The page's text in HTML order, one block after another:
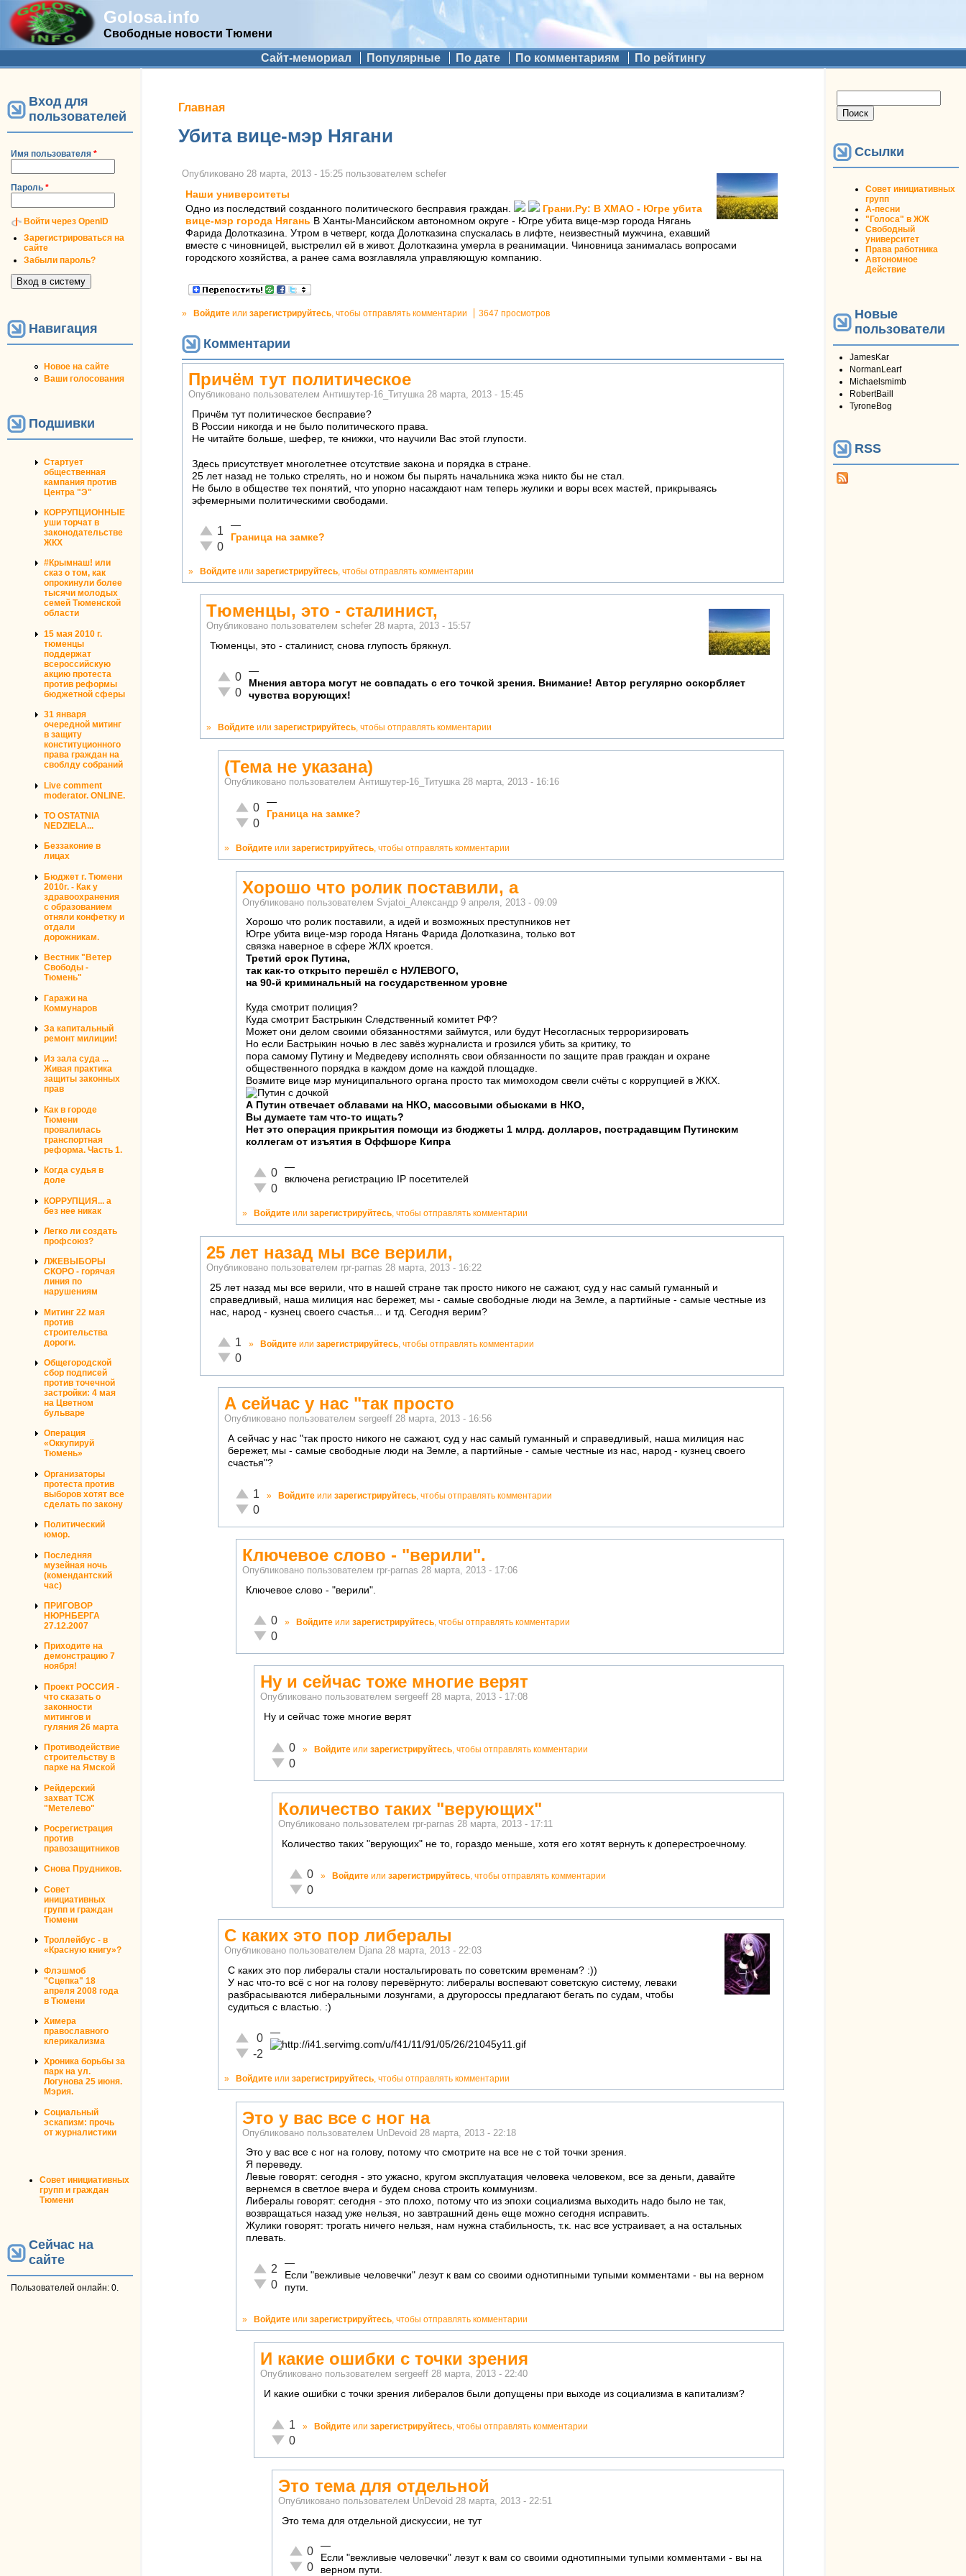
Golosa.info
Свободные новости Тюмени
Дополнительное меню Сайт-мемориал Популярные По дате По комментариям По рейтингу
Вход для
пользователей
Имя пользователя *
Пароль *
Войти через OpenID
Зарегистрироваться на
сайте
Забыли пароль?
Навигация
Новое на сайте
Ваши голосования
Подшивки
Стартует
общественная
кампания против
Центра "Э"
КОРРУПЦИОННЫЕ
уши торчат в
законодательстве
ЖКХ
#Крымнаш! или
сказ о том, как
опрокинули более
тысячи молодых
семей Тюменской
области
15 мая 2010 г.
тюменцы
поддержат
всероссийскую
акцию протеста
против реформы
бюджетной сферы
31 января
очередной митинг
в защиту
конституционного
права граждан на
своблду собраний
Live comment
moderator. ONLINE.
TO OSTATNIA
NEDZIELA...
Беззаконие в
лицах
Бюджет г. Тюмени
2010г. - Как у
здравоохранения
с образованием
отняли конфетку и
отдали
дорожникам.
Вестник "Ветер
Свободы -
Тюмень"
Гаражи на
Коммунаров
За капитальный
ремонт милиции!
Из зала суда ...
Живая практика
защиты законных
прав
Как в городе
Тюмени
провалилась
транспортная
реформа. Часть 1.
Когда судья в
доле
КОРРУПЦИЯ... а
без нее никак
Легко ли создать
профсоюз?
ЛЖЕВЫБОРЫ
СКОРО - горячая
линия по
нарушениям
Митинг 22 мая
против
строительства
дороги.
Общегородской
сбор подписей
против точечной
застройки: 4 мая
на Цветном
бульваре
Операция
«Оккупируй
Тюмень»
Организаторы
протеста против
выборов хотят все
сделать по закону
Политический
юмор.
Последняя
музейная ночь
(комендантский
час)
ПРИГОВОР
НЮРНБЕРГА
27.12.2007
Приходите на
демонстрацию 7
ноября!
Проект РОССИЯ -
что сказать о
законности
митингов и
гуляния 26 марта
Противодействие
строительству в
парке на Ямской
Рейдерский
захват ТСЖ
"Метелево"
Росрегистрация
против
правозащитников
Снова Прудников.
Совет
инициативных
групп и граждан
Тюмени
Троллейбус - в
«Красную книгу»?
Флэшмоб
"Сцепка" 18
апреля 2008 года
в Тюмени
Химера
православного
клерикализма
Хроника борьбы за
парк на ул.
Логунова 25 июня.
Мэрия.
Социальный
эскапизм: прочь
от журналистики
Совет инициативных
групп и граждан
Тюмени
Сейчас на
сайте
Пользователей онлайн: 0.
Вы здесь
Главная
Убита вице-мэр Нягани
Опубликовано 28 марта, 2013 - 15:25 пользователем schefer
Наши университеты
Одно из последствий созданного политического бесправия граждан.
Грани.Ру: В ХМАО - Югре убита
вице-мэр города Нягань В Ханты-Мансийском автономном округе - Югре убита вице-мэр города Нягань
Фарида Долотказина. Утром в четверг, когда Долотказина спускалась в лифте, неизвестный мужчина, ехавший
вместе с чиновницей, выстрелил ей в живот. Долотказина умерла в реанимации. Чиновница занималась вопросами
городского хозяйства, а ранее сама возглавляла управляющую компанию.
» Войдите или зарегистрируйтесь , чтобы отправлять комментарии 3647 просмотров
Комментарии
Причём тут политическое
Опубликовано пользователем Антишутер-16_Титушка 28 марта, 2013 - 15:45
Причём тут политическое бесправие?
В России никогда и не было политического права.
Не читайте больше, шефер, те книжки, что научили Вас этой глупости.
Здесь присутствует многолетнее отсутствие закона и порядка в стране.
25 лет назад не только стрелять, но и ножом бы пырять начальника жэка никто бы не стал.
Не было в обществе тех понятий, что упорно насаждают нам теперь жулики и воры всех мастей, прикрываясь
эфемерными политическими свободами.
Отлично!
1
Неадекватно!
0
—
Граница на замке?
» Войдите или зарегистрируйтесь, чтобы отправлять комментарии
Тюменцы, это - сталинист,
Опубликовано пользователем schefer 28 марта, 2013 - 15:57
Тюменцы, это - сталинист, снова глупость брякнул.
Отлично!
0
Неадекватно!
0
—
Мнения автора могут не совпадать с его точкой зрения. Внимание! Автор регулярно оскорбляет
чувства ворующих!
» Войдите или зарегистрируйтесь, чтобы отправлять комментарии
(Тема не указана)
Опубликовано пользователем Антишутер-16_Титушка 28 марта, 2013 - 16:16
Отлично!
0
Неадекватно!
0
—
Граница на замке?
» Войдите или зарегистрируйтесь , чтобы отправлять комментарии
Хорошо что ролик поставили, а
Опубликовано пользователем Svjatoi_Александр 9 апреля, 2013 - 09:09
Хорошо что ролик поставили, а идей и возможных преступников нет
Югре убита вице-мэр города Нягань Фарида Долотказина, только вот
связка наверное в сфере ЖЛХ кроется.
Третий срок Путина,
так как-то открыто перешёл с НУЛЕВОГО,
на 90-й криминальный на государственном уровне
Куда смотрит полиция?
Куда смотрит Бастрыкин Следственный комитет РФ?
Может они делом своими обязанностями займутся, или будут Несогласных терроризировать
Но если Бастрыкин ночью в лес завёз журналиста и грозился убить за критику, то
пора самому Путину и Медведеву исполнять свои обязанности по защите прав граждан и охране
общественного порядка в каждом доме на каждой площадке.
Возмите вице мэр муниципального органа просто так мимоходом свели счёты с коррупцией в ЖКХ.
А Путин отвечает облавами на НКО, массовыми обысками в НКО,
Вы думаете там что-то ищать?
Нет это операция прикрытия помощи из бюджеты 1 млрд. долларов, пострадавщим Путинским
коллегам от изъятия в Оффшоре Кипра
Отлично!
0
Неадекватно!
0
—
включена регистрацию IP посетителей
» Войдите или зарегистрируйтесь, чтобы отправлять комментарии
25 лет назад мы все верили,
Опубликовано пользователем rpr-parnas 28 марта, 2013 - 16:22
25 лет назад мы все верили, что в нашей стране так просто никого не сажают, суд у нас самый гуманный и
справедливый, наша милиция нас бережет, мы - самые свободные люди на Земле, а партийные - самые честные из
нас, народ - кузнец своего счастья... и тд. Сегодня верим?
Отлично!
1
Неадекватно!
0
» Войдите или зарегистрируйтесь, чтобы отправлять комментарии
А сейчас у нас "так просто
Опубликовано пользователем sergeeff 28 марта, 2013 - 16:56
А сейчас у нас "так просто никого не сажают, суд у нас самый гуманный и справедливый, наша милиция нас
бережет, мы - самые свободные люди на Земле, а партийные - самые честные из нас, народ - кузнец своего
счастья"?
Отлично!
1
Неадекватно!
0
» Войдите или зарегистрируйтесь , чтобы отправлять комментарии
Ключевое слово - "верили".
Опубликовано пользователем rpr-parnas 28 марта, 2013 - 17:06
Ключевое слово - "верили".
Отлично!
0
Неадекватно!
0
» Войдите или зарегистрируйтесь, чтобы отправлять комментарии
Ну и сейчас тоже многие верят
Опубликовано пользователем sergeeff 28 марта, 2013 - 17:08
Ну и сейчас тоже многие верят
Отлично!
0
Неадекватно!
0
» Войдите или зарегистрируйтесь , чтобы отправлять комментарии
Количество таких "верующих"
Опубликовано пользователем rpr-parnas 28 марта, 2013 - 17:11
Количество таких "верующих" не то, гораздо меньше, хотя его хотят вернуть к доперестроечному.
Отлично!
0
Неадекватно!
0
» Войдите или зарегистрируйтесь, чтобы отправлять комментарии
С каких это пор либералы
Опубликовано пользователем Djana 28 марта, 2013 - 22:03
С каких это пор либералы стали ностальгировать по советским временам? :))
У нас что-то всё с ног на голову перевёрнуто: либералы воспевают советскую систему, леваки
разбрасываются либеральными лозунгами, а другороссы предлагают бегать по судам, чтобы
судиться с властью. :)
Отлично!
0
Неадекватно!
-2
—
» Войдите или зарегистрируйтесь , чтобы отправлять комментарии
Это у вас все с ног на
Опубликовано пользователем UnDevoid 28 марта, 2013 - 22:18
Это у вас все с ног на голову, потому что смотрите на все не с той точки зрения.
Я переведу.
Левые говорят: сегодня - это ужасно, кругом эксплуатация человека человеком, все за деньги, давайте
вернемся в светлое вчера и будем снова строить коммунизм.
Либералы говорят: сегодня - это плохо, потому что из эпохи социализма выходить надо было не так,
возвращаться назад уже нельзя, но завтрашний день еще можно сегодня исправить.
Жулики говорят: трогать ничего нельзя, нам нужна стабильность, т.к. нас все устраивает, а на остальных
плевать.
Отлично!
2
Неадекватно!
0
—
Если "вежливые человечки" лезут к вам со своими однотипными тупыми комментами - вы на верном
пути.
» Войдите или зарегистрируйтесь, чтобы отправлять комментарии
И какие ошибки с точки зрения
Опубликовано пользователем sergeeff 28 марта, 2013 - 22:40
И какие ошибки с точки зрения либералов были допущены при выходе из социализма в капитализм?
Отлично!
1
Неадекватно!
0
» Войдите или зарегистрируйтесь , чтобы отправлять комментарии
Это тема для отдельной
Опубликовано пользователем UnDevoid 28 марта, 2013 - 22:51
Это тема для отдельной дискуссии, не тут
Отлично!
0
Неадекватно!
0
—
Если "вежливые человечки" лезут к вам со своими однотипными тупыми комментами - вы на
верном пути.
Ссылки
Совет инициативных
групп
А-песни
"Голоса" в ЖЖ
Свободный
университет
Права работника
Автономное
Действие
Новые
пользователи
JamesKar
NormanLearf
Michaelsmimb
RobertBaill
TyroneBog
RSS